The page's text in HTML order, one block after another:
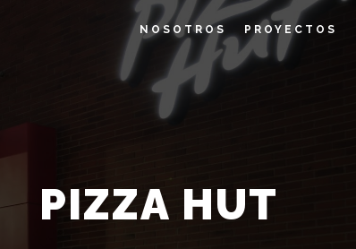
NOSOTROS PROYECTOS
PIZZA HUT